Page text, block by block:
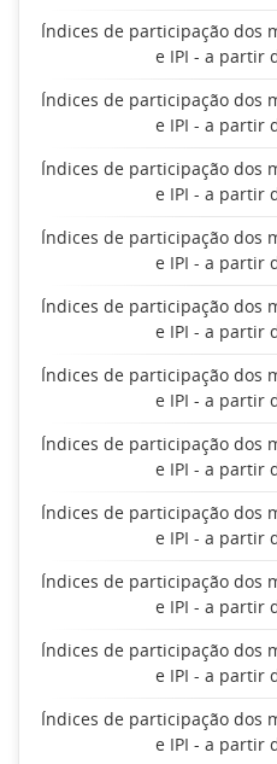
Índices de participação dos
e IPI - a partir
Índices de participação dos
e IPI - a partir
Índices de participação dos
e IPI - a partir
Índices de participação dos
e IPI - a partir
Índices de participação dos
e IPI - a partir
Índices de participação dos
e IPI - a partir
Índices de participação dos
e IPI - a partir
Índices de participação dos
e IPI - a partir
Índices de participação dos
e IPI - a partir
Índices de participação dos
e IPI - a partir
Índices de participação dos
e IPI - a partir